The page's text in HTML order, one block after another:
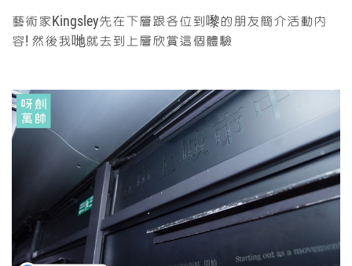
藝術家Kingsley先在下層跟各位到嚟的朋友簡介活動內
容! 然後我哋就去到上層欣賞這個體驗